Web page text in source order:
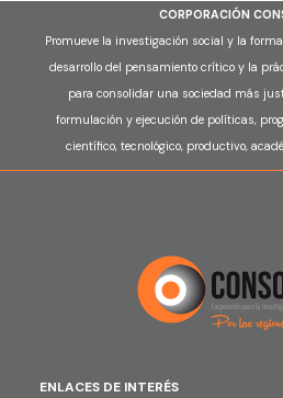
iniciativa
Petronorte
CORPORACIÓN
Promueve la investigación social y la
desarrollo del pensamiento crítico y la
para consolidar una sociedad más
formulación y ejecución de políticas,
científico, tecnológico, productivo,
ENLACES DE INTERÉS